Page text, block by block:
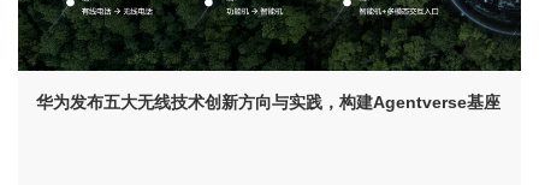
华为发布五大无线技术创新方向与实践，构建Agentverse基座